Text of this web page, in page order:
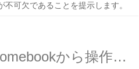
可欠であることを提示します。
Raspberry PiをChromebookから操作する